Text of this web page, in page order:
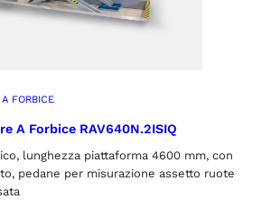
FORBICE
A Forbice RAV640N.2ISIQ
lunghezza piattaforma 4600 mm, con
pedane per misurazione assetto ruote